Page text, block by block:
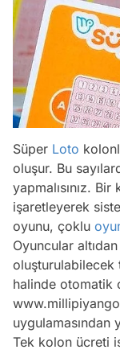
Süper Loto
oluşur. Bu
yapmalısınız.
işaretleyerek
oyunu, çoklu
Oyuncular
oluşturulabilecek
halinde otomatik
uygulamasından
Tek kolon ücreti